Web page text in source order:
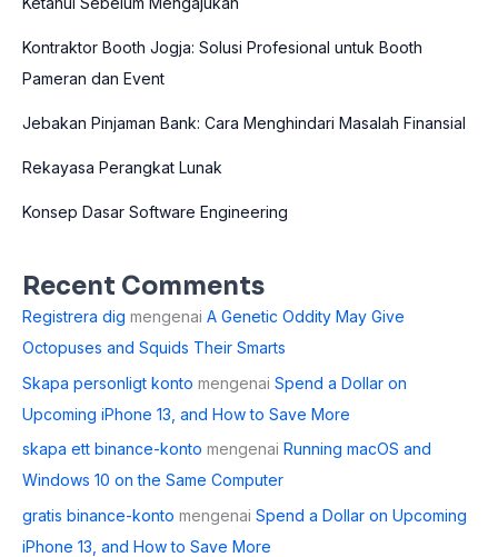
Kontraktor Booth Jogja: Solusi Profesional untuk Booth
Pameran dan Event
Jebakan Pinjaman Bank: Cara Menghindari Masalah Finansial
Rekayasa Perangkat Lunak
Konsep Dasar Software Engineering
Recent Comments
Registrera dig mengenai A Genetic Oddity May Give
Octopuses and Squids Their Smarts
Skapa personligt konto mengenai Spend a Dollar on
Upcoming iPhone 13, and How to Save More
skapa ett binance-konto mengenai Running macOS and
Windows 10 on the Same Computer
gratis binance-konto mengenai Spend a Dollar on Upcoming
iPhone 13, and How to Save More